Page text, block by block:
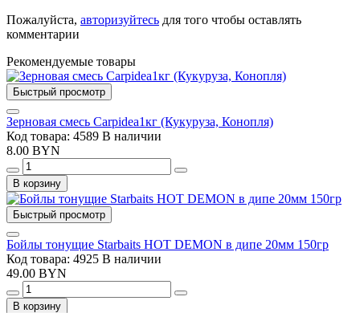
Пожалуйста, авторизуйтесь для того чтобы оставлять
комментарии
Рекомендуемые товары
Быстрый просмотр
Зерновая смесь Carpidea1кг (Кукуруза, Конопля)
Код товара: 4589 В наличии
8.00 BYN
В корзину
Быстрый просмотр
Бойлы тонущие Starbaits HOT DEMON в дипе 20мм 150гр
Код товара: 4925 В наличии
49.00 BYN
В корзину